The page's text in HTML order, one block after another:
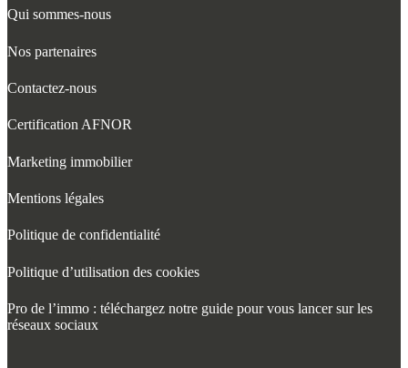
Qui sommes-nous
Nos partenaires
Contactez-nous
Certification AFNOR
Marketing immobilier
Mentions légales
Politique de confidentialité
Politique d’utilisation des cookies
Pro de l’immo : téléchargez notre guide pour vous lancer sur les
réseaux sociaux